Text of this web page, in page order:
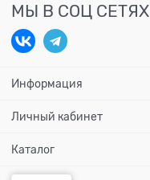
МЫ В СОЦ СЕТЯХ
Информация
Личный кабинет
Каталог